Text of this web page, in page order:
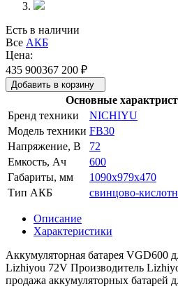
Есть в наличии
Все АКБ
Цена:
435 900367 200 ₽
Добавить в корзину
Основные
Бренд техники
NICHIYU
Модель техники FB30
Напряжение, В
72
Емкость, Ач
600
Габариты, мм
1090x979x470
Тип АКБ
свинцово-
Описание
Характеристики
Аккумуляторная батарея VGD600
Lizhiyou 72V Производитель
продажа аккумуляторных батарей